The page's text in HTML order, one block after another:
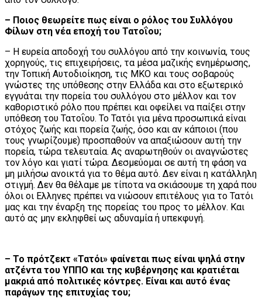
– Ποιος θεωρείτε πως είναι ο ρόλος του Συλλόγου
Φίλων στη νέα εποχή του Τατοΐου;
– Η ευρεία αποδοχή του συλλόγου από την κοινωνία, τους
χορηγούς, τις επιχειρήσεις, τα μέσα μαζικής ενημέρωσης,
την Τοπική Αυτοδιοίκηση, τις ΜΚΟ και τους σοβαρούς
γνώστες της υπόθεσης στην Ελλάδα και στο εξωτερικό
εγγυάται την πορεία του συλλόγου στο μέλλον και τον
καθοριστικό ρόλο που πρέπει και οφείλει να παίξει στην
υπόθεση του Τατοΐου. Το Τατόι για μένα προσωπικά είναι
στόχος ζωής και πορεία ζωής, όσο και αν κάποιοι (που
τους γνωρίζουμε) προσπαθούν να απαξιώσουν αυτή την
πορεία, τώρα τελευταία. Ας αναρωτηθούν οι αναγνώστες
τον λόγο και γιατί τώρα. Δεσμεύομαι σε αυτή τη φάση να
μη μιλήσω ανοικτά για το θέμα αυτό. Δεν είναι η κατάλληλη
στιγμή. Δεν θα θέλαμε με τίποτα να σκιάσουμε τη χαρά που
όλοι οι Ελληνες πρέπει να νιώσουν επιτέλους για το Τατόι
μας και την έναρξη της πορείας του προς το μέλλον. Και
αυτό ας μην εκληφθεί ως αδυναμία ή υπεκφυγή.
– Το πρότζεκτ «Τατόι» φαίνεται πως είναι ψηλά στην
ατζέντα του ΥΠΠΟ και της κυβέρνησης και κρατιέται
μακριά από πολιτικές κόντρες. Είναι και αυτό ένας
παράγων της επιτυχίας του;